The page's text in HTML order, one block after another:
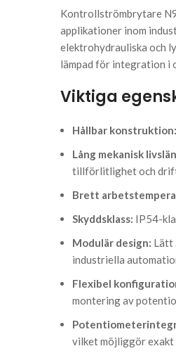
Kontrollströmbrytare
applikationer inom
elektrohydrauliska och
lämpad för integration i
Viktiga
Hållbar konstruktion:
Lång mekanisk
tillförlitlighet och
Brett
Skyddsklass: IP54-
Modulär design: Lätt
industriella
Flexibel
montering av
vilket möjliggör exakt